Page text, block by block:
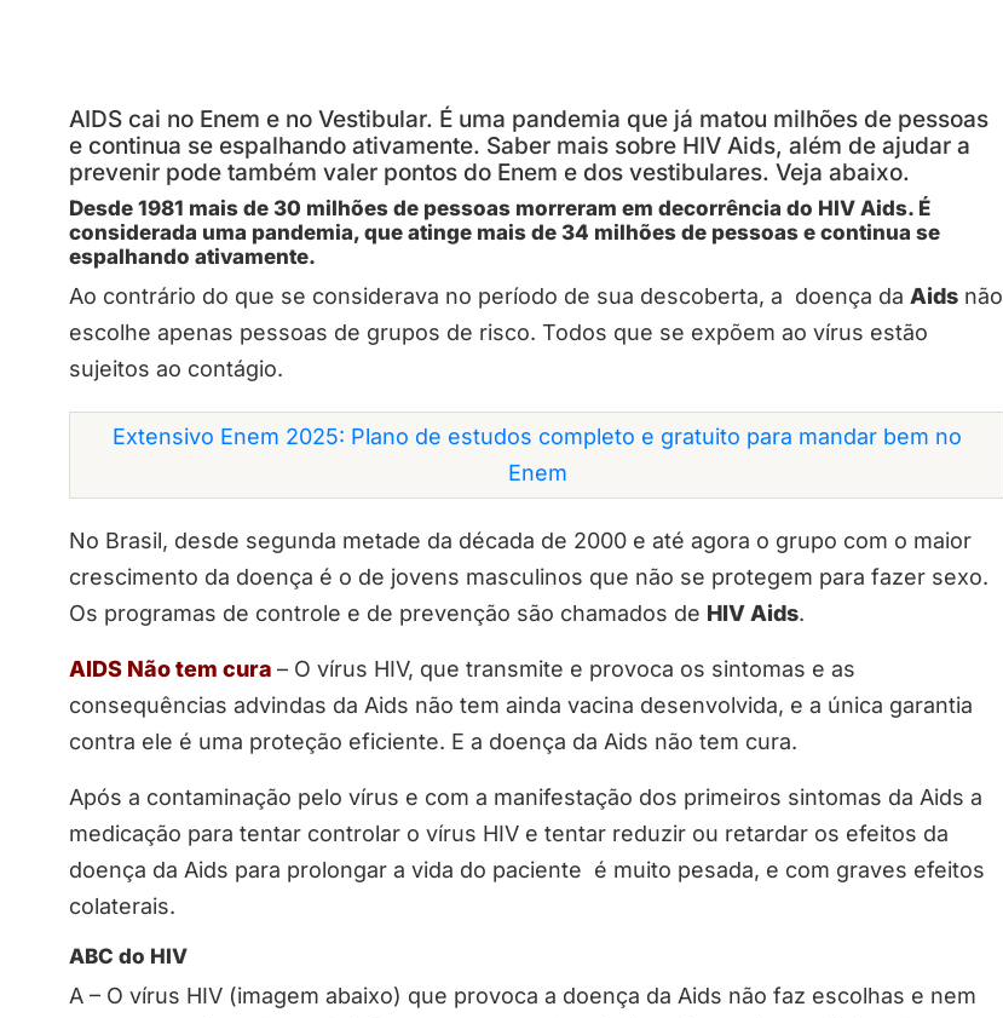
AIDS cai no Enem e no Vestibular. É uma pandemia que já matou milhões de pessoas
e continua se espalhando ativamente. Saber mais sobre HIV Aids, além de ajudar a
prevenir pode também valer pontos do Enem e dos vestibulares. Veja abaixo.
Desde 1981 mais de 30 milhões de pessoas morreram em decorrência do HIV Aids. É
considerada uma pandemia, que atinge mais de 34 milhões de pessoas e continua se
espalhando ativamente.
Ao contrário do que se considerava no período de sua descoberta, a doença da Aids não
escolhe apenas pessoas de grupos de risco. Todos que se expõem ao vírus estão
sujeitos ao contágio.
Extensivo Enem 2025: Plano de estudos completo e gratuito para mandar bem no
Enem
No Brasil, desde segunda metade da década de 2000 e até agora o grupo com o maior
crescimento da doença é o de jovens masculinos que não se protegem para fazer sexo.
Os programas de controle e de prevenção são chamados de HIV Aids.
AIDS Não tem cura – O vírus HIV, que transmite e provoca os sintomas e as
consequências advindas da Aids não tem ainda vacina desenvolvida, e a única garantia
contra ele é uma proteção eficiente. E a doença da Aids não tem cura.
Após a contaminação pelo vírus e com a manifestação dos primeiros sintomas da Aids a
medicação para tentar controlar o vírus HIV e tentar reduzir ou retardar os efeitos da
doença da Aids para prolongar a vida do paciente é muito pesada, e com graves efeitos
colaterais.
ABC do HIV
A – O vírus HIV (imagem abaixo) que provoca a doença da Aids não faz escolhas e nem